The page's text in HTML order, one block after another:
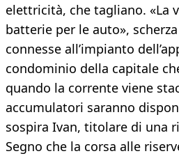
elettricità, che tagliano. «La
batterie per le auto»,
connesse all’impianto
condominio della capitale
quando la corrente viene
accumulatori saranno
sospira Ivan, titolare di una
Segno che la corsa alle